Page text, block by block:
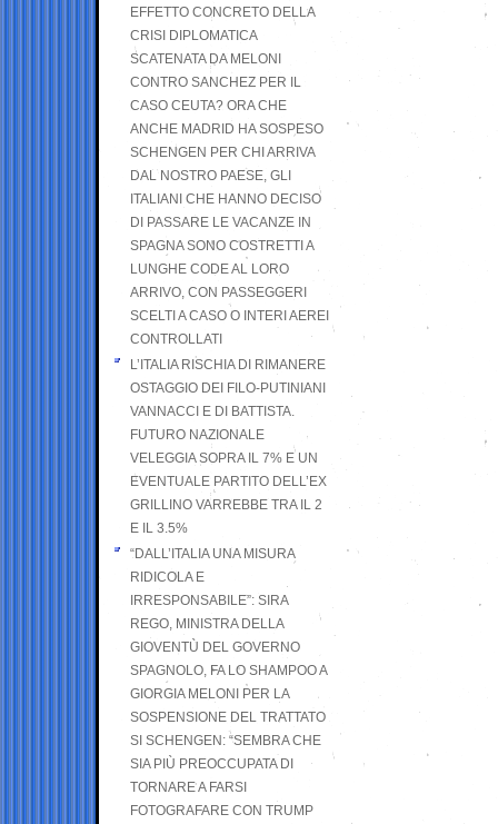
EFFETTO CONCRETO DELLA
CRISI DIPLOMATICA
SCATENATA DA MELONI
CONTRO SANCHEZ PER IL
CASO CEUTA? ORA CHE
ANCHE MADRID HA SOSPESO
SCHENGEN PER CHI ARRIVA
DAL NOSTRO PAESE, GLI
ITALIANI CHE HANNO DECISO
DI PASSARE LE VACANZE IN
SPAGNA SONO COSTRETTI A
LUNGHE CODE AL LORO
ARRIVO, CON PASSEGGERI
SCELTI A CASO O INTERI AEREI
CONTROLLATI
L’ITALIA RISCHIA DI RIMANERE
OSTAGGIO DEI FILO-PUTINIANI
VANNACCI E DI BATTISTA.
FUTURO NAZIONALE
VELEGGIA SOPRA IL 7% E UN
EVENTUALE PARTITO DELL’EX
GRILLINO VARREBBE TRA IL 2
E IL 3.5%
“DALL’ITALIA UNA MISURA
RIDICOLA E
IRRESPONSABILE”: SIRA
REGO, MINISTRA DELLA
GIOVENTÙ DEL GOVERNO
SPAGNOLO, FA LO SHAMPOO A
GIORGIA MELONI PER LA
SOSPENSIONE DEL TRATTATO
SI SCHENGEN: “SEMBRA CHE
SIA PIÙ PREOCCUPATA DI
TORNARE A FARSI
FOTOGRAFARE CON TRUMP